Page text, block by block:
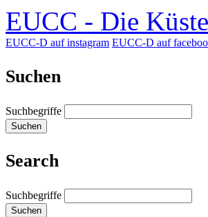
EUCC - Die
EUCC-D auf instagram EUCC-D auf
Suchen
Suchbegriffe
Suchen
Search
Suchbegriffe
Suchen